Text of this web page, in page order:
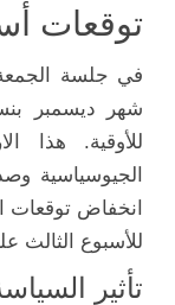
توقعات
في جلسة
للأوقية. هذا
الجيوسياسية
انخفاض
للأسبوع الثالث
تأثير